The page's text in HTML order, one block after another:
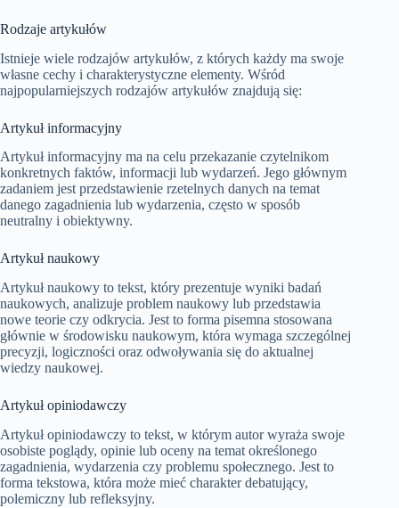
Rodzaje artykułów
Istnieje wiele rodzajów artykułów, z których każdy ma swoje
własne cechy i charakterystyczne elementy. Wśród
najpopularniejszych rodzajów artykułów znajdują się:
Artykuł informacyjny
Artykuł informacyjny ma na celu przekazanie czytelnikom
konkretnych faktów, informacji lub wydarzeń. Jego głównym
zadaniem jest przedstawienie rzetelnych danych na temat
danego zagadnienia lub wydarzenia, często w sposób
neutralny i obiektywny.
Artykuł naukowy
Artykuł naukowy to tekst, który prezentuje wyniki badań
naukowych, analizuje problem naukowy lub przedstawia
nowe teorie czy odkrycia. Jest to forma pisemna stosowana
głównie w środowisku naukowym, która wymaga szczególnej
precyzji, logiczności oraz odwoływania się do aktualnej
wiedzy naukowej.
Artykuł opiniodawczy
Artykuł opiniodawczy to tekst, w którym autor wyraża swoje
osobiste poglądy, opinie lub oceny na temat określonego
zagadnienia, wydarzenia czy problemu społecznego. Jest to
forma tekstowa, która może mieć charakter debatujący,
polemiczny lub refleksyjny.